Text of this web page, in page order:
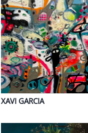
XAVI GARCIA